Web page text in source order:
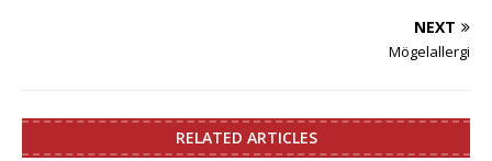
NEXT
Mögelallergi
RELATED ARTICLES